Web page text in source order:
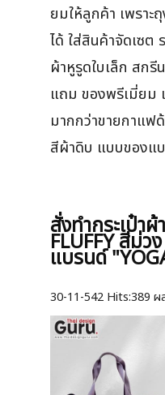
ยมให้ลูกค้า เพราะ
ได้ ใส่สินค้าจัดเซต
ผ้าหูรูดใบเล็ก สกรี
แถม ของพรีเมี่ยม
มากกว่าขายกาแฟ
สีผ้าดิบ แบบของ
สั่งทำกระเป๋า
FLUFFY สีม่ว
แบรนด์
30-11-542 Hits:389 ผ